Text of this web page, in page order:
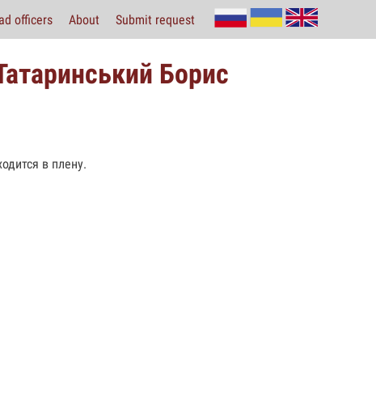
officers About Submit request
Борис
в плену.